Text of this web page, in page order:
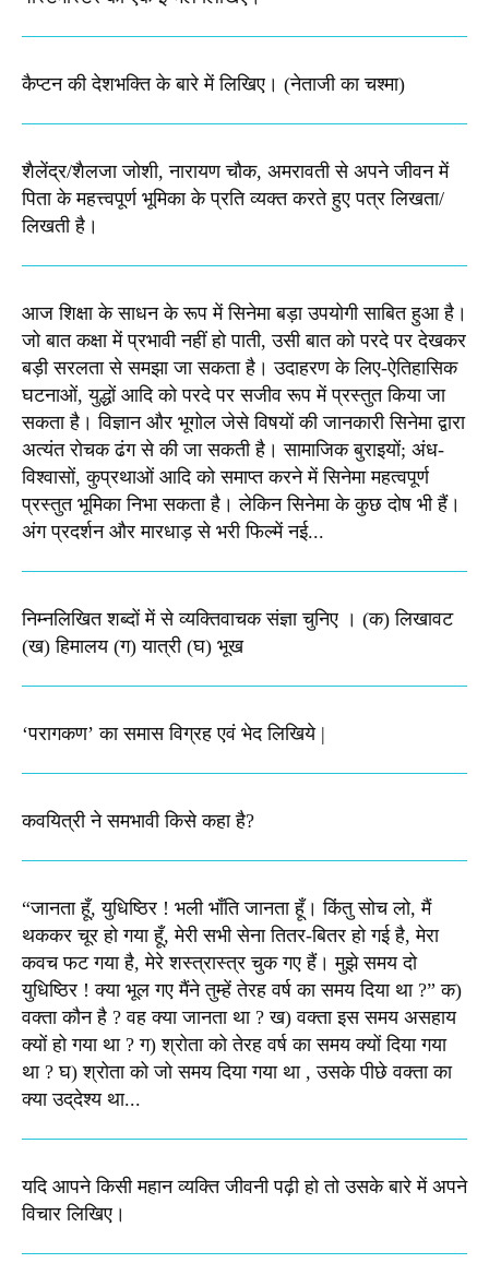
कैप्टन की देशभक्ति के बारे में लिखिए।​ (नेताजी का चश्मा)
शैलेंद्र/शैलजा जोशी, नारायण चौक, अमरावती से अपने जीवन में
पिता के महत्त्वपूर्ण भूमिका के प्रति व्यक्त करते हुए पत्र लिखता/
लिखती है।​
आज शिक्षा के साधन के रूप में सिनेमा बड़ा उपयोगी साबित हुआ है।
जो बात कक्षा में प्रभावी नहीं हो पाती, उसी बात को परदे पर देखकर
बड़ी सरलता से समझा जा सकता है। उदाहरण के लिए-ऐतिहासिक
घटनाओं, युद्धों आदि को परदे पर सजीव रूप में प्रस्तुत किया जा
सकता है। विज्ञान और भूगोल जेसे विषयों की जानकारी सिनेमा द्वारा
अत्यंत रोचक ढंग से की जा सकती है। सामाजिक बुराइयों; अंध-
विश्वासों, कुप्रथाओं आदि को समाप्त करने में सिनेमा महत्वपूर्ण
प्रस्तुत भूमिका निभा सकता है। लेकिन सिनेमा के कुछ दोष भी हैं।
अंग प्रदर्शन और मारधाड़ से भरी फिल्में नई...
निम्नलिखित शब्दों में से व्यक्तिवाचक संज्ञा चुनिए । (क) लिखावट
(ख) हिमालय (ग) यात्री (घ) भूख​
‘परागकण’ का समास विग्रह एवं भेद लिखिये |
कवयित्री ने समभावी किसे कहा है?
“जानता हूँ, युधिष्ठिर ! भली भाँति जानता हूँ। किंतु सोच लो, मैं
थककर चूर हो गया हूँ, मेरी सभी सेना तितर-बितर हो गई है, मेरा
कवच फट गया है, मेरे शस्‍त्रास्‍त्र चुक गए हैं। मुझे समय दो
युधिष्‍ठिर ! क्‍या भूल गए मैंने तुम्‍हें तेरह वर्ष का समय दिया था ?” क)
वक्‍ता कौन है ? वह क्‍या जानता था ? ख) वक्‍ता इस समय असहाय
क्यों हो गया था ? ग) श्रोता को तेरह वर्ष का समय क्‍यों दिया गया
था ? घ) श्रोता को जो समय दिया गया था , उसके पीछे वक्‍ता का
क्‍या उद्‌देश्‍य था...
यदि आपने किसी महान व्यक्ति जीवनी पढ़ी हो तो उसके बारे में अपने
विचार लिखिए।